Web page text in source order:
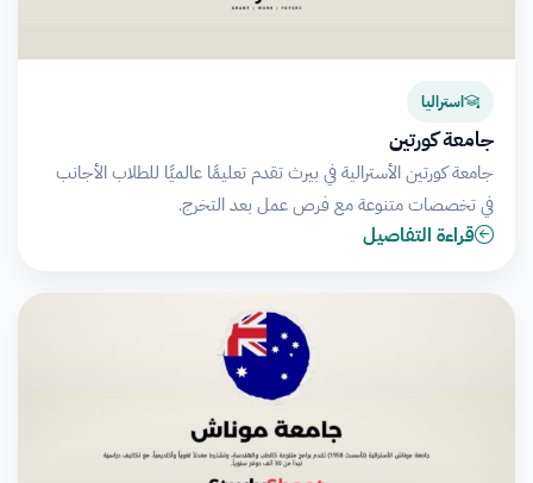
استراليا
جامعة كورتين
جامعة كورتين الأسترالية في بيرث تقدم تعليمًا عالميًا للطلاب الأجانب
في تخصصات متنوعة مع فرص عمل بعد التخرج.
قراءة التفاصيل